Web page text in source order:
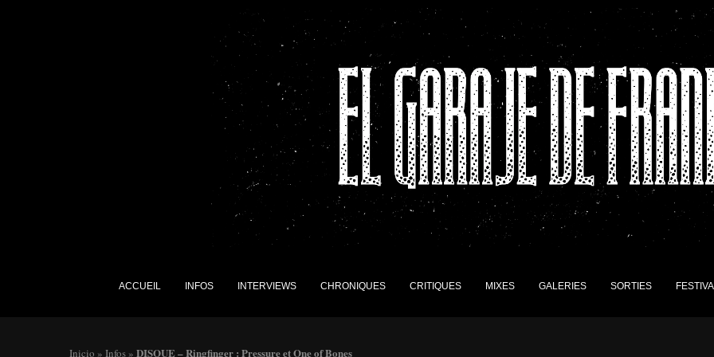
ACCUEIL INFOS INTERVIEWS CHRONIQUES CRITIQUES MIXES GALERIES SORTIES
Inicio » Infos » DISQUE – Ringfinger : Pressure et One of Bones